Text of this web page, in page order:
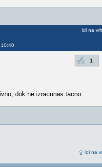
Idi na
10:40
Idi na vrh
1
dok ne izracunas tacno.